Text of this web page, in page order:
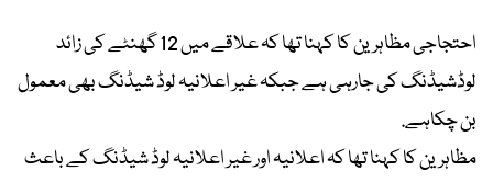
احتجاجی مظاہرین کا کہنا تھا کہ علاقے میں 12 گھنٹے کی زائد
لوڈشیڈنگ کی جارہی ہے جبکہ غیر اعلانیہ لوڈ شیڈنگ بھی معمول
بن چکاہے.
مظاہرین کا کہنا تھا کہ اعلانیہ اور غیر اعلانیہ لوڈ شیڈنگ کے باعث